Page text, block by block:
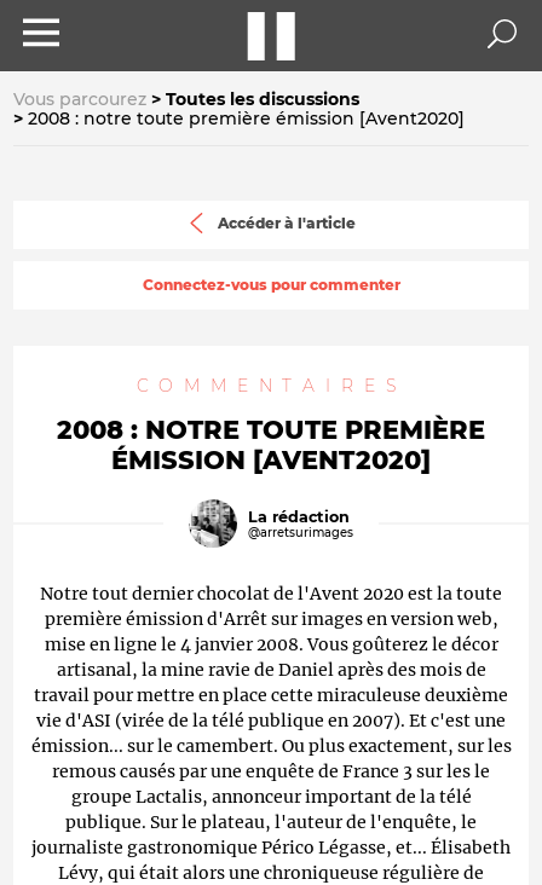
Vous parcourez
Toutes les discussions
2008 : notre toute première émission [Avent2020]
Accéder à l'article
Connectez-vous pour commenter
COMMENTAIRES
2008 : NOTRE TOUTE PREMIÈRE
ÉMISSION [AVENT2020]
La rédaction
@arretsurimages
Notre tout dernier chocolat de l'Avent 2020 est la toute
première émission d'Arrêt sur images en version web,
mise en ligne le 4 janvier 2008. Vous goûterez le décor
artisanal, la mine ravie de Daniel après des mois de
travail pour mettre en place cette miraculeuse deuxième
vie d'ASI (virée de la télé publique en 2007). Et c'est une
émission... sur le camembert. Ou plus exactement, sur les
remous causés par une enquête de France 3 sur les le
groupe Lactalis, annonceur important de la télé
publique. Sur le plateau, l'auteur de l'enquête, le
journaliste gastronomique Périco Légasse, et... Élisabeth
Lévy, qui était alors une chroniqueuse régulière de